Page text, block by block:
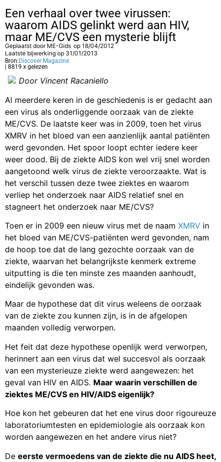
Een verhaal over twee virussen:
waarom AIDS gelinkt werd aan HIV,
maar ME/CVS een mysterie blijft
Geplaatst door ME-Gids op 18/04/2012
Laatste bijwerking op 31/01/2013
Bron: Discover Magazine
| 8819 x gelezen
Door Vincent Racaniello
Al meerdere keren in de geschiedenis is er gedacht aan
een virus als onderliggende oorzaak van de ziekte
ME/CVS. De laatste keer was in 2009, toen het virus
XMRV in het bloed van een aanzienlijk aantal patiënten
werd gevonden. Het spoor loopt echter iedere keer
weer dood. Bij de ziekte AIDS kon wel vrij snel worden
aangetoond welk virus de ziekte veroorzaakte. Wat is
het verschil tussen deze twee ziektes en waarom
verliep het onderzoek naar AIDS relatief snel en
stagneert het onderzoek naar ME/CVS?
Toen er in 2009 een nieuw virus met de naam XMRV in
het bloed van ME/CVS-patiënten werd gevonden, nam
de hoop toe dat de lang gezochte oorzaak van de
ziekte, waarvan het belangrijkste kenmerk extreme
uitputting is die ten minste zes maanden aanhoudt,
eindelijk gevonden was.
Maar de hypothese dat dit virus weleens de oorzaak
van de ziekte zou kunnen zijn, is in de afgelopen
maanden volledig verworpen.
Het feit dat deze hypothese openlijk werd verworpen,
herinnert aan een virus dat wel succesvol als oorzaak
van een mysterieuze ziekte werd aangewezen: het
geval van HIV en AIDS. Maar waarin verschillen de
ziektes ME/CVS en HIV/AIDS eigenlijk?
Hoe kon het gebeuren dat het ene virus door rigoureuze
laboratoriumtesten en epidemiologie als oorzaak kon
worden aangewezen en het andere virus niet?
De eerste vermoedens van de ziekte die nu AIDS heet,